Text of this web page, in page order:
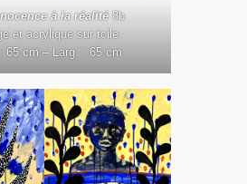
à la réalité 8b
et acrylique sur toile
65 cm – Larg. : 65 cm